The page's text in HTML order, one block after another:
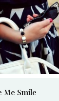
Me Smile